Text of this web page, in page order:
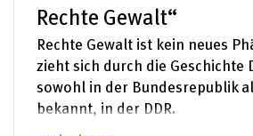
Rechte Gewalt“
Rechte Gewalt ist kein neues
zieht sich durch die Geschichte
sowohl in der Bundesrepublik
bekannt, in der DDR.